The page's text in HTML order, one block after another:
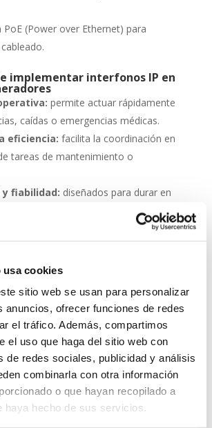
usa cookies
sitio web se usan para personalizar
anuncios, ofrecer funciones de redes
el tráfico. Además, compartimos
el uso que haga del sitio web con
de redes sociales, publicidad y análisis
combinarla con otra información
o que hayan recopilado a
haya hecho de sus servicios.
(Power over Ethernet) para
implementar interfonos IP en
permite actuar rápidamente
caídas o emergencias médicas.
eficiencia: facilita la coordinación en
tareas de mantenimiento o
y fiabilidad: diseñados para durar en
sin mantenimiento constante.
se pueden integrar fácilmente en
o existentes.
sistema de intercomunicación es
asegurar una buena red eléctrica.
IP para aerogeneradoresson una
gestión moderna de parques eólicos.
tu operadora de telefonía
Virtual Network, te invitamos a
estudiar tu caso particular. Aunque si
enviarnos un correo electrónico a